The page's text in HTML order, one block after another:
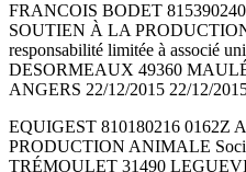
FRANCOIS BODET
SOUTIEN À LA
responsabilité limitée à associé
DESORMEAUX 49360
ANGERS 22/12/2015 22/12/
EQUIGEST 810180216
PRODUCTION ANIMALE
TRÉMOULET 31490